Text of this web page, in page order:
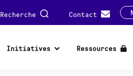
Recherche Contact
Initiatives Ressources